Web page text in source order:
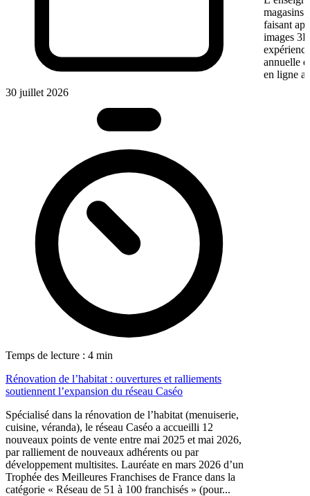
30 juillet 2026
Temps de lecture : 4 min
Rénovation de l’habitat : ouvertures et ralliements
soutiennent l’expansion du réseau Caséo
Spécialisé dans la rénovation de l’habitat (menuiserie,
cuisine, véranda), le réseau Caséo a accueilli 12
nouveaux points de vente entre mai 2025 et mai 2026,
par ralliement de nouveaux adhérents ou par
développement multisites. Lauréate en mars 2026 d’un
Trophée des Meilleures Franchises de France dans la
catégorie « Réseau de 51 à 100 franchisés » (pour...
magasins
faisant
images
annuelle
en ligne